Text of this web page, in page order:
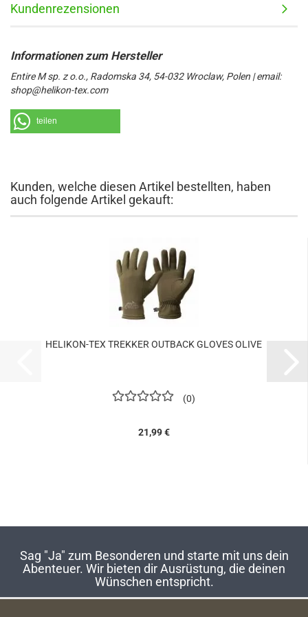
Kundenrezensionen
Entire M sp. z o.o., Radomska 34, 54-032 Wroclaw, Polen | email:
shop@helikon-tex.com
teilen
Kunden, welche diesen Artikel bestellten, haben
auch folgende Artikel gekauft:
HELIKON-TEX TREKKER OUTBACK GLOVES OLIVE
0
21,99 €
Sag "Ja" zum Besonderen und starte mit uns dein
Abenteuer. Wir bieten dir Ausrüstung, die deinen
Wünschen entspricht.